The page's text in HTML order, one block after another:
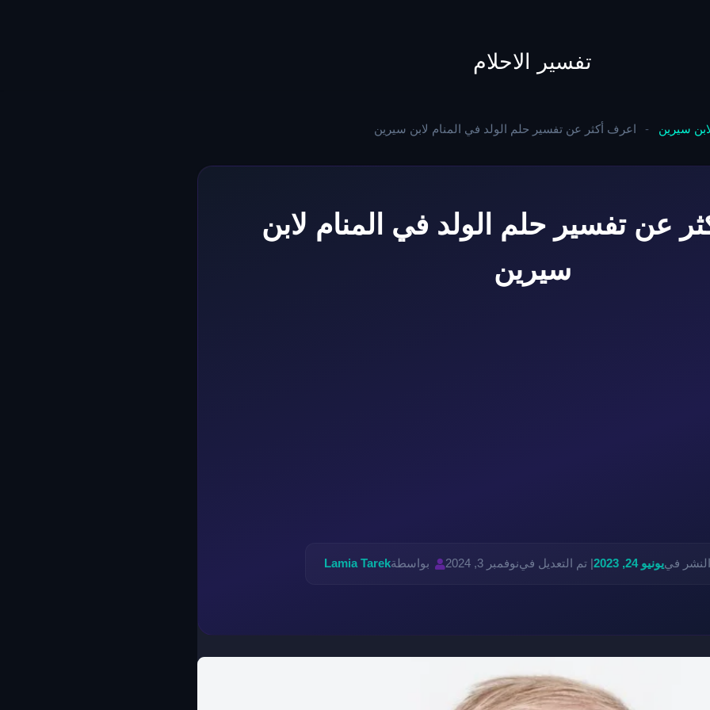
تفسير الاحلام
سيرين - اعرف أكثر عن تفسير حلم الولد في المنام لابن سيرين
عن تفسير حلم الولد في المنام لابن
سيرين
فييونيو 24, 2023 | تم التعديل فينوفمبر 3, 2024 بواسطةLamia Tarek